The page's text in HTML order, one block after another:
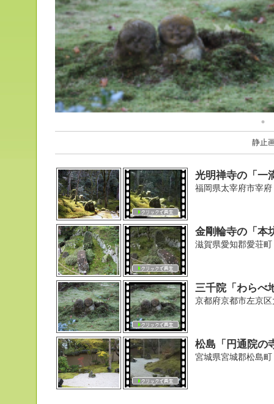
静止
光明禅寺の「一
福岡県太宰府市宰
金剛輪寺の「本
滋賀県愛知郡愛荘
三千院「わらべ
京都府京都市左京
松島「円通院の
宮城県宮城郡松島